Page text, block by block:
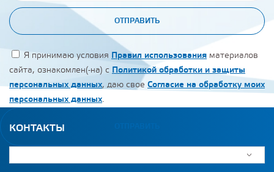
ОТПРАВИТЬ
Я принимаю условия Правил использования материалов
сайта, ознакомлен(-на) с Политикой обработки и защиты
персональных данных, даю свое Согласие на обработку моих
персональных данных.
КОНТАКТЫ